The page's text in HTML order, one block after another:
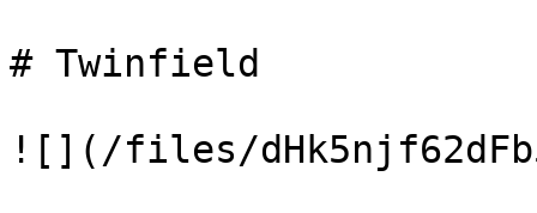
# Twinfield
![](/files/